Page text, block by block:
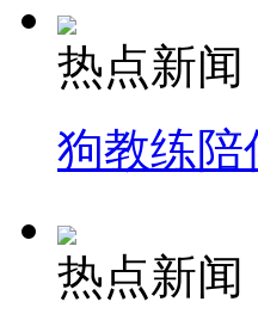
热点新闻
狗教练陪
热点新闻